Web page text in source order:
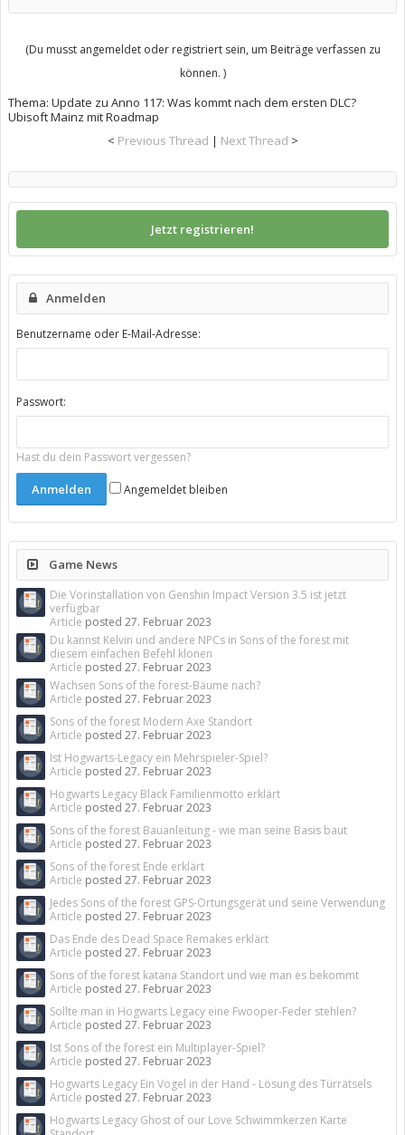
(Du musst angemeldet oder registriert sein, um Beiträge verfassen zu
können. )
Thema: Update zu Anno 117: Was kommt nach dem ersten DLC?
Ubisoft Mainz mit Roadmap
< Previous Thread | Next Thread >
Jetzt registrieren!
Anmelden
Benutzername oder E-Mail-Adresse:
Passwort:
Hast du dein Passwort vergessen?
Angemeldet bleiben
Game News
Die Vorinstallation von Genshin Impact Version 3.5 ist jetzt
verfügbar
Article posted 27. Februar 2023
Du kannst Kelvin und andere NPCs in Sons of the forest mit
diesem einfachen Befehl klonen
Article posted 27. Februar 2023
Wachsen Sons of the forest-Bäume nach?
Article posted 27. Februar 2023
Sons of the forest Modern Axe Standort
Article posted 27. Februar 2023
Ist Hogwarts-Legacy ein Mehrspieler-Spiel?
Article posted 27. Februar 2023
Hogwarts Legacy Black Familienmotto erklärt
Article posted 27. Februar 2023
Sons of the forest Bauanleitung - wie man seine Basis baut
Article posted 27. Februar 2023
Sons of the forest Ende erklärt
Article posted 27. Februar 2023
Jedes Sons of the forest GPS-Ortungsgerät und seine Verwendung
Article posted 27. Februar 2023
Das Ende des Dead Space Remakes erklärt
Article posted 27. Februar 2023
Sons of the forest katana Standort und wie man es bekommt
Article posted 27. Februar 2023
Sollte man in Hogwarts Legacy eine Fwooper-Feder stehlen?
Article posted 27. Februar 2023
Ist Sons of the forest ein Multiplayer-Spiel?
Article posted 27. Februar 2023
Hogwarts Legacy Ein Vogel in der Hand - Lösung des Türrätsels
Article posted 27. Februar 2023
Hogwarts Legacy Ghost of our Love Schwimmkerzen Karte